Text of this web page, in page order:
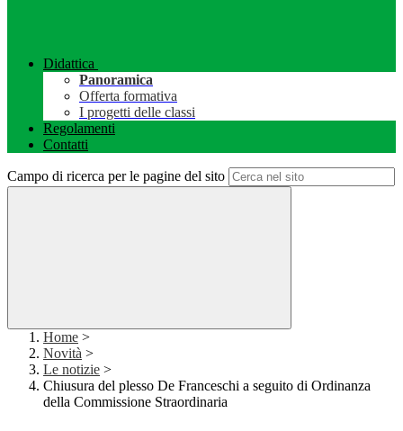
Didattica
Panoramica
Offerta formativa
I progetti delle classi
Regolamenti
Contatti
Campo di ricerca per le pagine del sito
Home >
Novità >
Le notizie >
Chiusura del plesso De Franceschi a seguito di Ordinanza
della Commissione Straordinaria